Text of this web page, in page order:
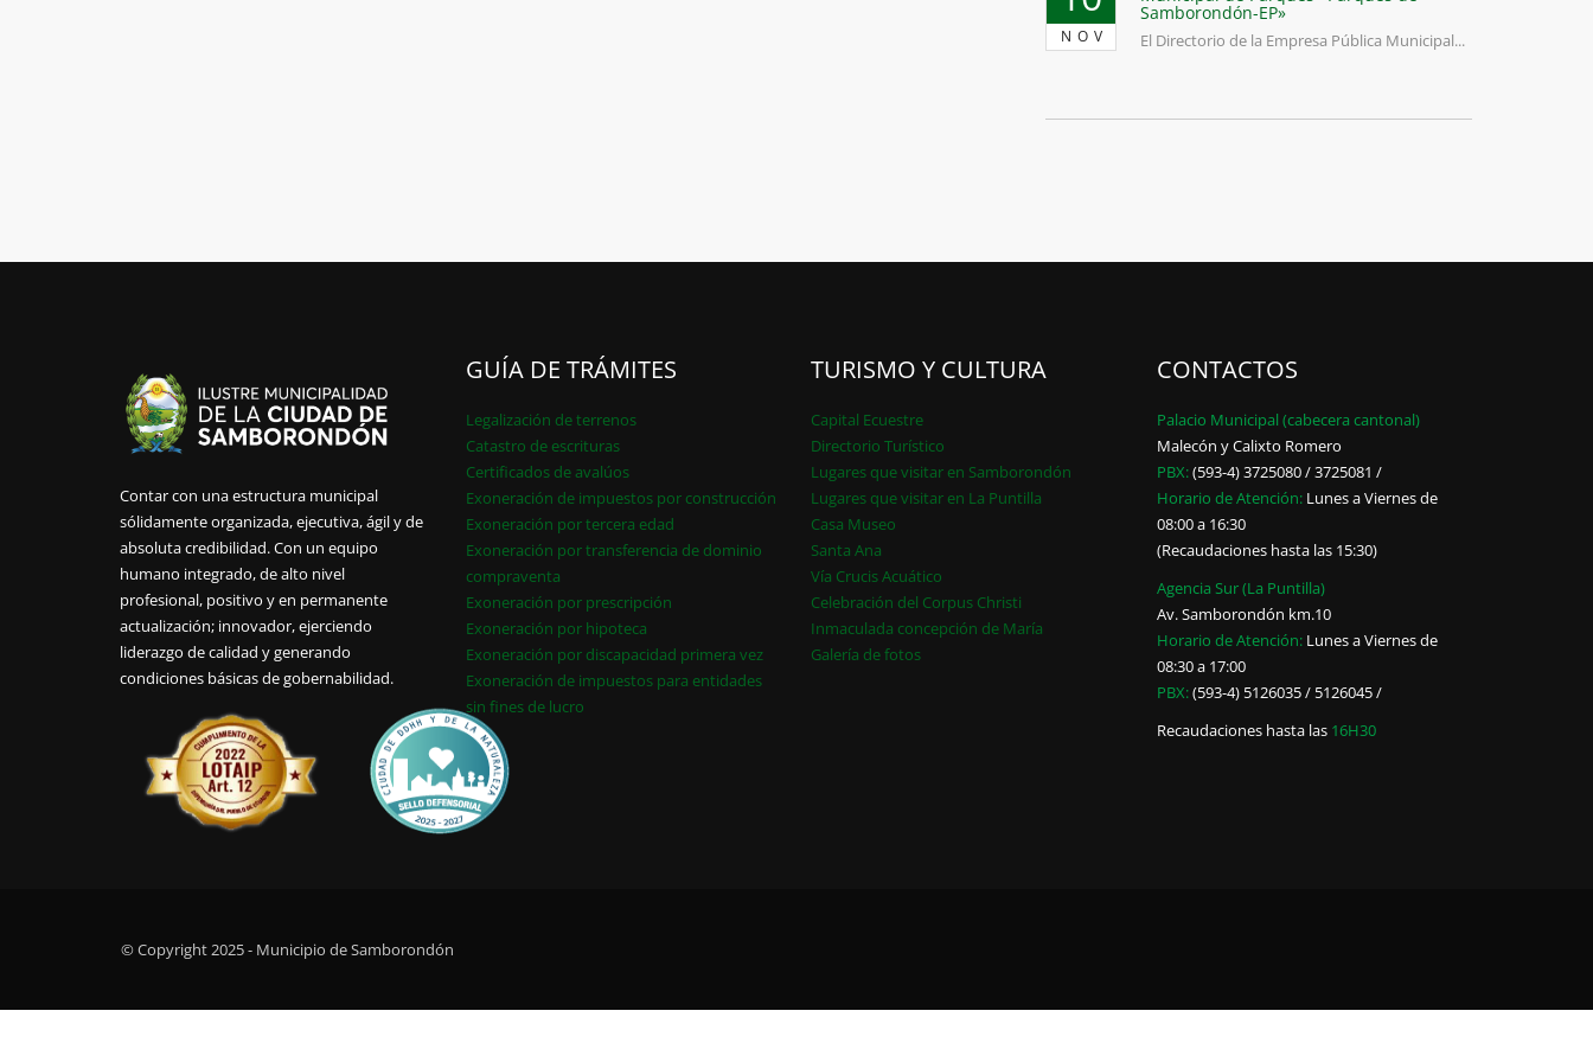
NOV
Samborondón-EP»
El Directorio de la Empresa Pública Municipal...
Contar con una estructura municipal
sólidamente organizada, ejecutiva, ágil y de
absoluta credibilidad. Con un equipo
humano integrado, de alto nivel
profesional, positivo y en permanente
actualización; innovador, ejerciendo
liderazgo de calidad y generando
condiciones básicas de gobernabilidad.
GUÍA DE TRÁMITES
Legalización de terrenos
Catastro de escrituras
Certificados de avalúos
Exoneración de impuestos por construcción
Exoneración por tercera edad
Exoneración por transferencia de dominio
compraventa
Exoneración por prescripción
Exoneración por hipoteca
Exoneración por discapacidad primera vez
Exoneración de impuestos para entidades
sin fines de lucro
TURISMO Y CULTURA
Capital Ecuestre
Directorio Turístico
Lugares que visitar en Samborondón
Lugares que visitar en La Puntilla
Casa Museo
Santa Ana
Vía Crucis Acuático
Celebración del Corpus Christi
Inmaculada concepción de María
Galería de fotos
CONTACTOS
Palacio Municipal (cabecera cantonal)
Malecón y Calixto Romero
PBX:(593-4) 3725080 / 3725081 /
Horario de Atención:Lunes a Viernes de
08:00 a 16:30
(Recaudaciones hasta las 15:30)
Agencia Sur (La Puntilla)
Av. Samborondón km.10
Horario de Atención:Lunes a Viernes de
08:30 a 17:00
PBX:(593-4) 5126035 / 5126045 /
Recaudaciones hasta las 16H30
© Copyright 2025 - Municipio de Samborondón